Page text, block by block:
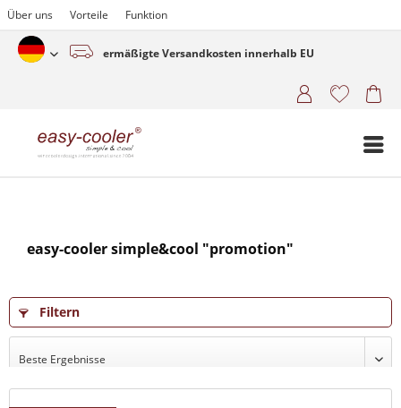
Über uns Vorteile Funktion
Deutsch (www.easy-cooler.com)
ermäßigte Versandkosten innerhalb EU
easy-cooler simple&cool "promotion"
Filtern